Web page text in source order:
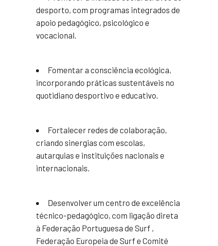
desporto, com programas integrados de
apoio pedagógico, psicológico e
vocacional.
Fomentar a consciência ecológica,
incorporando práticas sustentáveis no
quotidiano desportivo e educativo.
Fortalecer redes de colaboração,
criando sinergias com escolas,
autarquias e instituições nacionais e
internacionais.
Desenvolver um centro de excelência
técnico-pedagógico, com ligação direta
à Federação Portuguesa de Surf ,
Federação Europeia de Surf e Comité